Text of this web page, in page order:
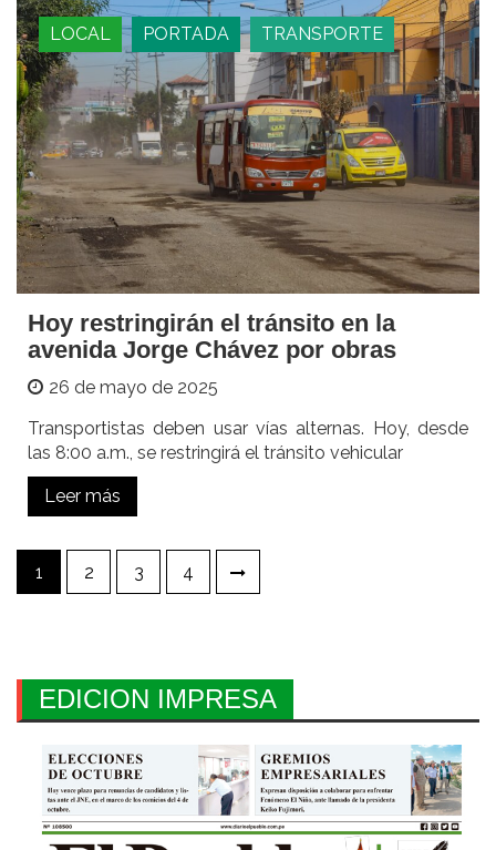
LOCAL PORTADA TRANSPORTE
Hoy restringirán el tránsito en la
avenida Jorge Chávez por obras
26 de mayo de 2025
Transportistas deben usar vías alternas. Hoy, desde
las 8:00 a.m., se restringirá el tránsito vehicular
Leer más
Paginación
de
1 2 3 4
EDICION IMPRESA